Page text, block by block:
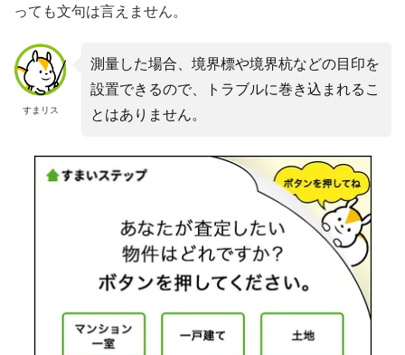
っても文句は言えません。
すまリス
測量した場合、境界標や境界杭などの目印を
設置できるので、トラブルに巻き込まれるこ
とはありません。